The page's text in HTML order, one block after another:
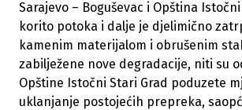
Sarajevo – Boguševac i Opština
korito potoka i dalje je djelimično
kamenim materijalom i obrušenim
zabilježene nove degradacije, niti su
Opštine Istočni Stari Grad poduzete
uklanjanje postojećih prepreka,